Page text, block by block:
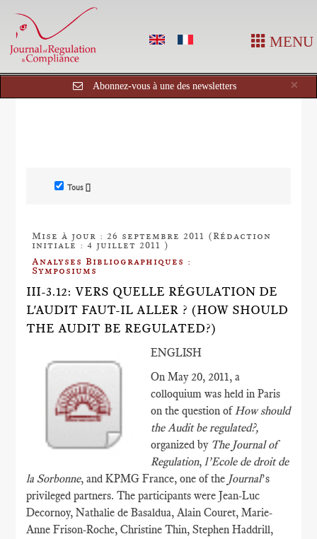
MENU
×
Abonnez-vous à une des newsletters
Tous []
Mise à jour : 26 septembre 2011 (Rédaction
initiale : 4 juillet 2011 )
Analyses Bibliographiques :
Symposiums
III-3.12: VERS QUELLE RÉGULATION DE
L'AUDIT FAUT-IL ALLER ? (HOW SHOULD
THE AUDIT BE REGULATED?)
ENGLISH
On May 20, 2011, a
colloquium was held in Paris
on the question ofHow should
the Audit be regulated?,
organized by The Journal of
Regulation,l’Ecole de droit de
la Sorbonne, and KPMG France, one of the Journal’s
privileged partners. The participants were Jean-Luc
Decornoy, Nathalie de Basaldua, Alain Couret, Marie-
Anne Frison-Roche, Christine Thin, Stephen Haddrill,